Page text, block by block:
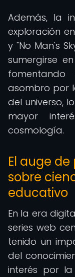
Además, la
exploración
y "No Man's
sumergirse
asombro por
del universo,
mayor
cosmología.
El auge
sobre
educativo
En la era
series web
tenido un
del
interés por